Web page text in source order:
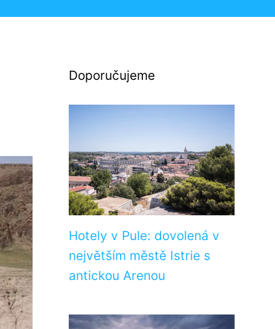
Doporučujeme
Hotely v Pule: dovolená v
největším městě Istrie s
antickou Arenou